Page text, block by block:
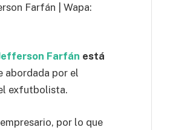
Farfán | Wapa:
Farfán está
abordada por el
exfutbolista.
por lo que